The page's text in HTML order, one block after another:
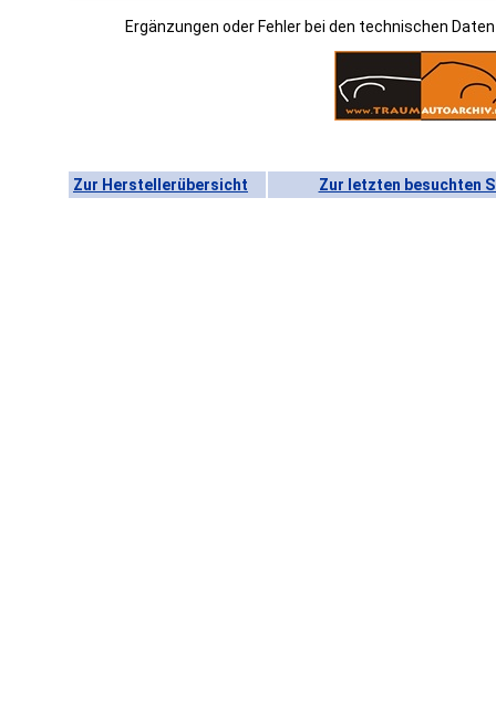
Ergänzungen oder Fehler bei den technischen
Zur Herstellerübersicht Zur letzten besuchten